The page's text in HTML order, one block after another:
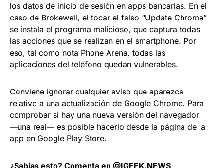
los datos de inicio de sesión en apps bancarias. En el
caso de Brokewell, el tocar el falso “Update Chrome”
se instala el programa malicioso, que captura todas
las acciones que se realizan en el smartphone. Por
eso, tal como nota Phone Arena, todas las
aplicaciones del teléfono quedan vulnerables.
Conviene ignorar cualquier aviso que aparezca
relativo a una actualización de Google Chrome. Para
comprobar si hay una nueva versión del navegador
—una real— es posible hacerlo desde la página de la
app en Google Play Store.
¿Sabías esto? Comenta en @IGEEK.NEWS